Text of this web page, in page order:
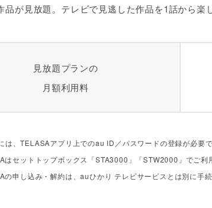
品が見放題。テレビで見逃した作品を1話から楽
見放題プランの
月額利用料
は、TELASAアプリ上でのau ID／パスワードの登録が必要で
はセットトップボックス「STA3000」「STW2000」でご利
の申し込み・解約は、auひかり テレビサービスとは別に手続